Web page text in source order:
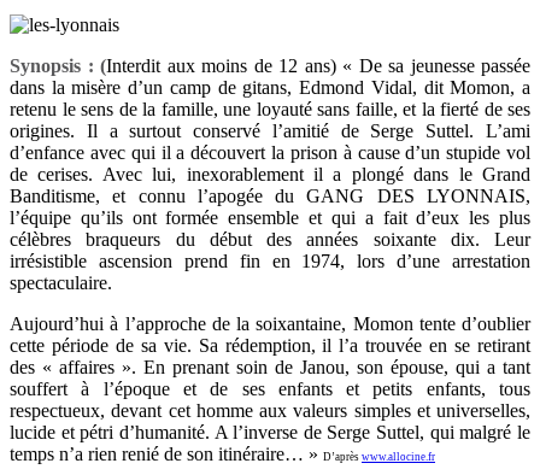
Synopsis : (Interdit aux moins de 12 ans) « De sa jeunesse passée
dans la misère d’un camp de gitans, Edmond Vidal, dit Momon, a
retenu le sens de la famille, une loyauté sans faille, et la fierté de ses
origines. Il a surtout conservé l’amitié de Serge Suttel. L’ami
d’enfance avec qui il a découvert la prison à cause d’un stupide vol
de cerises. Avec lui, inexorablement il a plongé dans le Grand
Banditisme, et connu l’apogée du GANG DES LYONNAIS,
l’équipe qu’ils ont formée ensemble et qui a fait d’eux les plus
célèbres braqueurs du début des années soixante dix. Leur
irrésistible ascension prend fin en 1974, lors d’une arrestation
spectaculaire.
Aujourd’hui à l’approche de la soixantaine, Momon tente d’oublier
cette période de sa vie. Sa rédemption, il l’a trouvée en se retirant
des « affaires ». En prenant soin de Janou, son épouse, qui a tant
souffert à l’époque et de ses enfants et petits enfants, tous
respectueux, devant cet homme aux valeurs simples et universelles,
lucide et pétri d’humanité. A l’inverse de Serge Suttel, qui malgré le
temps n’a rien renié de son itinéraire… » D’après www.allocine.fr